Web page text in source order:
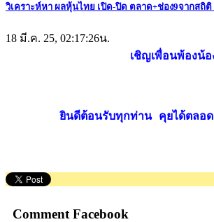
วิเคราะห์หา ผลหุ้นไทย เปิด-ปิด ตลาด+ช่อง9จากสถิติ
18 มี.ค. 25, 02:17:26น.
เชิญเพื่อนพ้อง
ยินดีต้อนรับทุกท่าน คุยได้ตลอ
Comment Facebook